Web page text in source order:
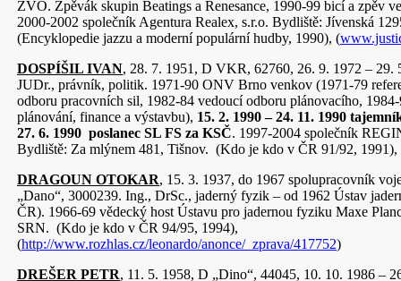
ZVO. Zpěvák skupin Beatings a Renesance, 1990-99 bicí a zpěv
2000-2002 společník Agentura Realex, s.r.o. Bydliště: Jívenská
(Encyklopedie jazzu a moderní populární hudby, 1990), (
DOSPÍŠIL IVAN, 28. 7. 1951, D VKR, 62760, 26. 9. 1972 –
JUDr., právník, politik. 1971-90 ONV Brno venkov (1971-79
odboru pracovních sil, 1982-84 vedoucí odboru plánovacího,
plánování, finance a výstavbu), 15. 2. 1990 – 24. 11. 1990
27. 6. 1990 poslanec SL FS za KSČ. 1997-2004 společník
Bydliště: Za mlýnem 481, Tišnov. (Kdo je kdo v ČR 91/92, 1991),
DRAGOUN OTOKAR, 15. 3. 1937, do 1967 spolupracovník
„Dano“, 3000239. Ing., DrSc., jaderný fyzik – od 1962 Ústav
ČR). 1966-69 vědecký host Ústavu pro jadernou fyziku Maxe
SRN. (Kdo je kdo v ČR 94/95, 1994),
(http://www.rozhlas.cz/leonardo/anonce/_zprava/417752)
DREŠER PETR, 11. 5. 1958, D „Dino“, 44045, 10. 10. 1986 –